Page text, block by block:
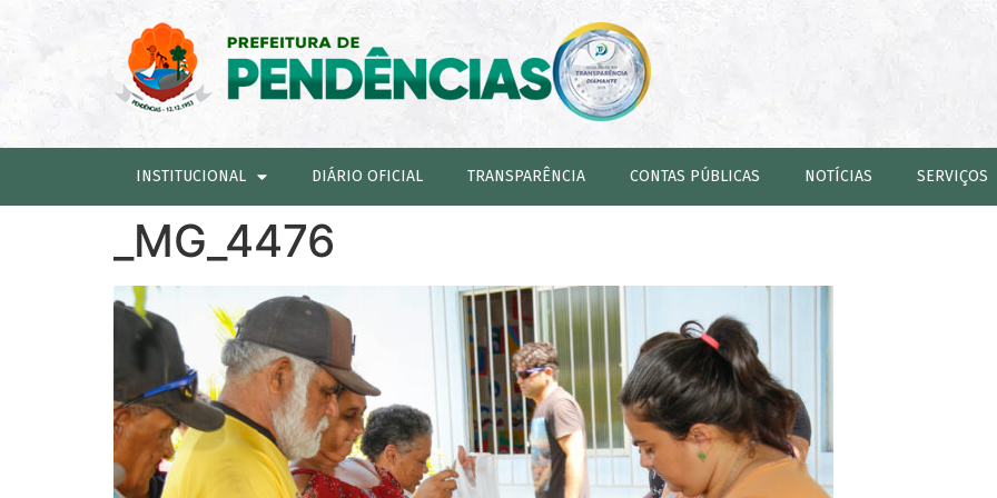
INSTITUCIONAL DIÁRIO OFICIAL TRANSPARÊNCIA CONTAS PÚBLICAS NOTÍCIAS SERVIÇOS
_MG_4476